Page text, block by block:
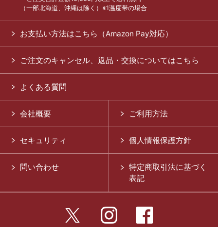
（一部北海道、沖縄は除く）※1温度帯の場合
お支払い方法はこちら（Amazon Pay対応）
ご注文のキャンセル、返品・交換についてはこちら
よくある質問
会社概要 ご利用方法
セキュリティ 個人情報保護方針
問い合わせ
特定商取引法に基づく
表記